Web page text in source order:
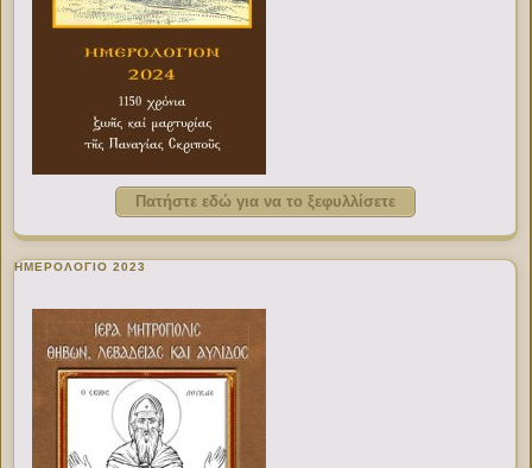
Πατήστε εδώ για να το ξεφυλλίσετε
ΗΜΕΡΟΛΟΓΙΟ 2023